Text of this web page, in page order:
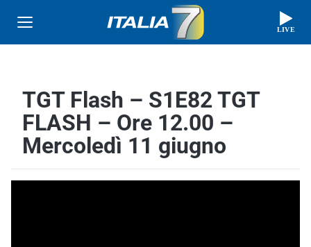
LIVE
TGT Flash – S1E82 TGT
FLASH – Ore 12.00 –
Mercoledì 11 giugno